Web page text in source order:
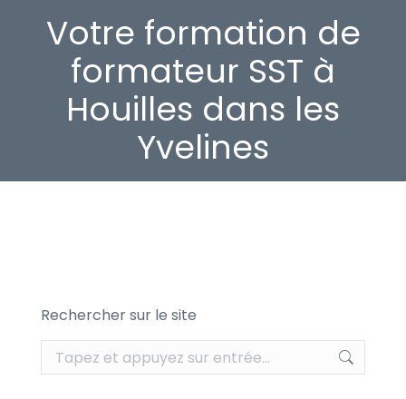
Votre formation de
formateur SST à
Houilles dans les
Yvelines
Rechercher sur le site
Recherche
: